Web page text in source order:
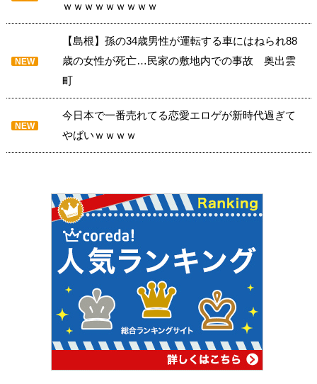
ｗｗｗｗｗｗｗｗｗ
NEW
【島根】孫の34歳男性が運転する車にはねられ88
歳の女性が死亡…民家の敷地内での事故 奥出雲
町
NEW
今日本で一番売れてる恋愛エロゲが新時代過ぎて
やばいｗｗｗｗ